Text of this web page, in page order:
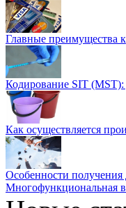
Главные преимущества
Кодирование SIT (MST):
Как осуществляется
Особенности получения
Многофункциональная